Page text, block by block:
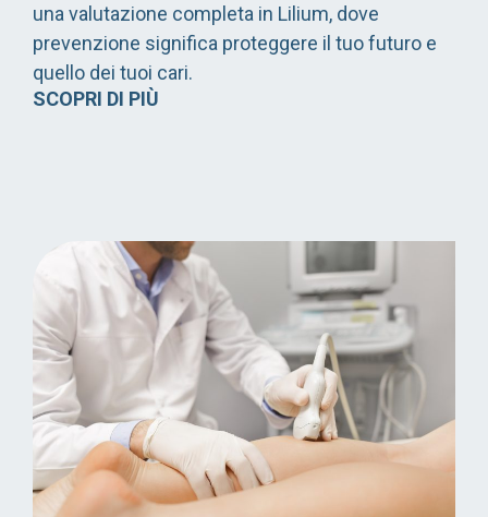
una valutazione completa in Lilium, dove
prevenzione significa proteggere il tuo futuro e
quello dei tuoi cari.
SCOPRI DI PIÙ